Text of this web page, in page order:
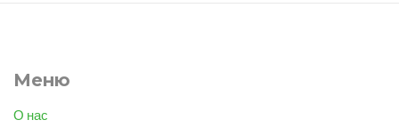
Меню
О нас